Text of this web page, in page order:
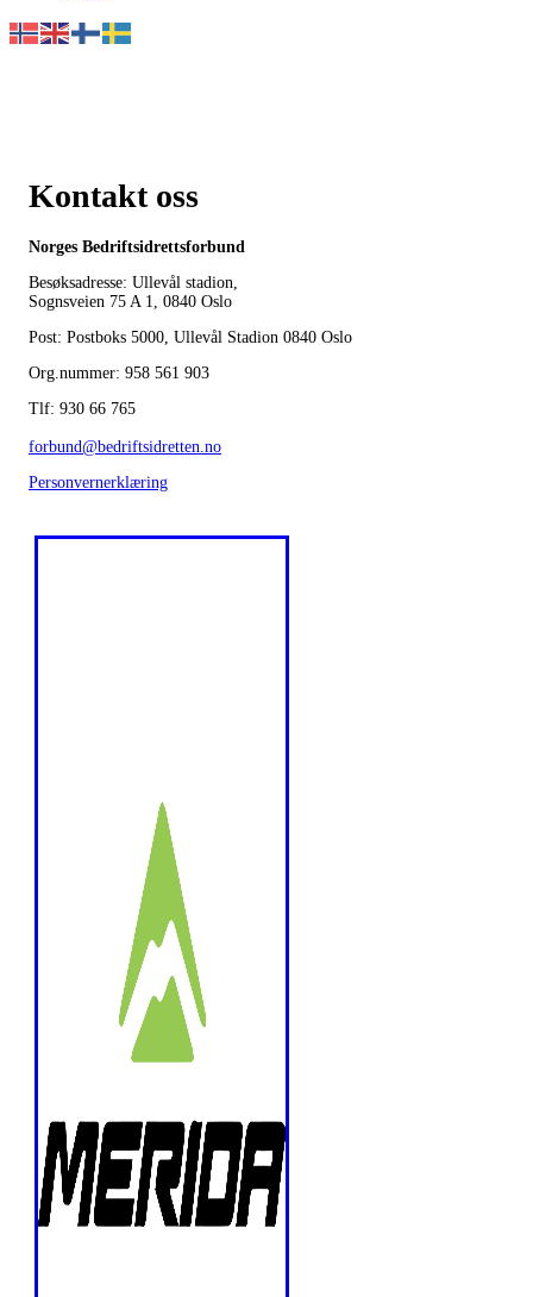
Kontakt oss
Norges Bedriftsidrettsforbund
Besøksadresse: Ullevål stadion,
Sognsveien 75 A 1, 0840 Oslo
Post: Postboks 5000, Ullevål Stadion 0840 Oslo
Org.nummer: 958 561 903
Tlf: 930 66 765
forbund@bedriftsidretten.no
Personvernerklæring